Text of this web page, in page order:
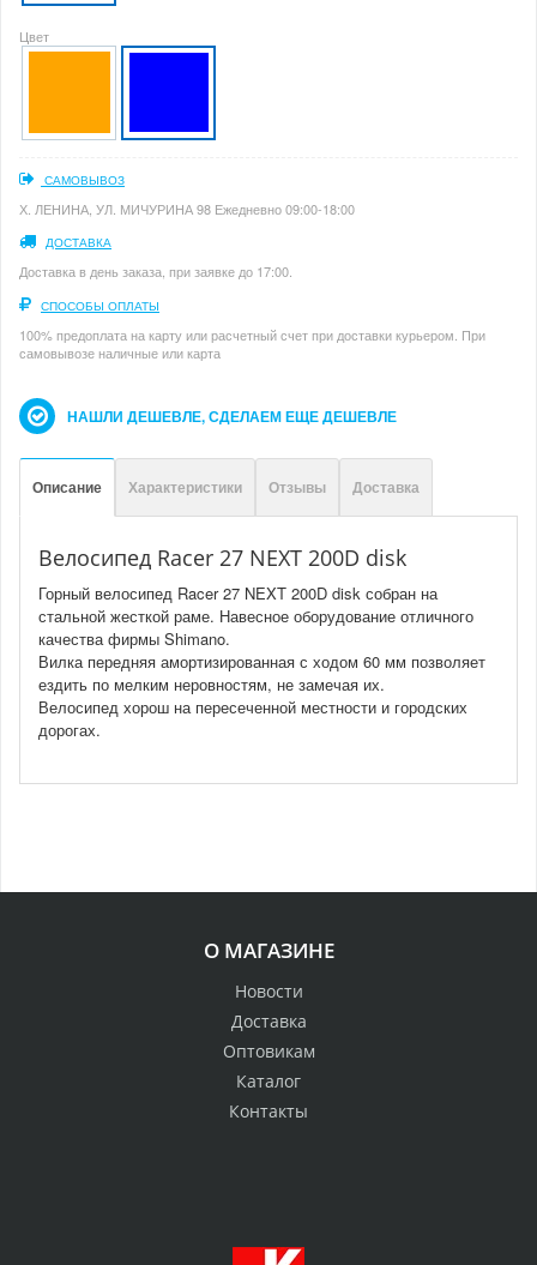
Цвет
САМОВЫВОЗ
Х. ЛЕНИНА, УЛ. МИЧУРИНА 98 Ежедневно 09:00-18:00
ДОСТАВКА
Доставка в день заказа, при заявке до 17:00.
СПОСОБЫ ОПЛАТЫ
100% предоплата на карту или расчетный счет при доставки курьером. При
самовывозе наличные или карта
НАШЛИ ДЕШЕВЛЕ, СДЕЛАЕМ ЕЩЕ ДЕШЕВЛЕ
Описание Характеристики Отзывы Доставка
Велосипед Racer 27 NEXT 200D disk
Горный велосипед Racer 27 NEXT 200D disk собран на
стальной жесткой раме. Навесное оборудование отличного
качества фирмы Shimano.
Вилка передняя амортизированная с ходом 60 мм позволяет
ездить по мелким неровностям, не замечая их.
Велосипед хорош на пересеченной местности и городских
дорогах.
О МАГАЗИНЕ
Новости
Доставка
Оптовикам
Каталог
Контакты